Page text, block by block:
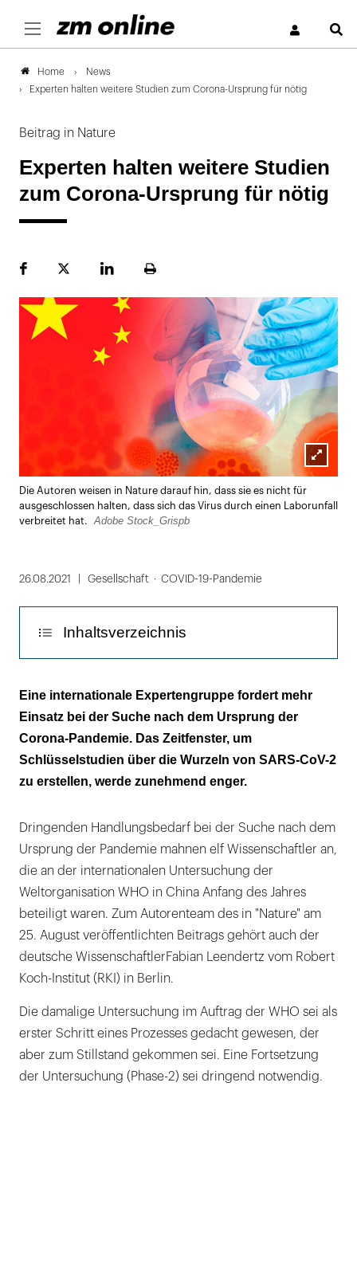
Home
News
Experten halten weitere Studien zum Corona-Ursprung für nötig
Beitrag in Nature
Experten halten weitere Studien
zum Corona-Ursprung für nötig
FacebookPlattformLinekdInSeite
Lightbox
öffnen
Die Autoren weisen in Nature darauf hin, dass sie es nicht für
ausgeschlossen halten, dass sich das Virus durch einen Laborunfall
verbreitet hat.
Adobe Stock_Grispb
26.08.2021 Gesellschaft COVID-19-Pandemie
Inhaltsverzeichnis
Das Zeitfenster schließt sich
14 Millionen Menschen habenvermutlich
aufWildtier-Farmen gearbeitet
Ein Laborunfall ist nicht ausgeschlossen
Eine internationale Expertengruppe fordert mehr
Einsatz bei der Suche nach dem Ursprung der
Corona-Pandemie. Das Zeitfenster, um
Schlüsselstudien über die Wurzeln von SARS-CoV-2
zu erstellen, werde zunehmend enger.
Dringenden Handlungsbedarf bei der Suche nach dem
Ursprung der Pandemie mahnen elf Wissenschaftler an,
die an der internationalen Untersuchung der
Weltorganisation WHO in China Anfang des Jahres
beteiligt waren. Zum Autorenteam des in "Nature" am
25. August veröffentlichten Beitrags gehört auch der
deutsche WissenschaftlerFabian Leendertz vom Robert
Koch-Institut (RKI) in Berlin.
Die damalige Untersuchung im Auftrag der WHO sei als
erster Schritt eines Prozesses gedacht gewesen, der
aber zum Stillstand gekommen sei. Eine Fortsetzung
der Untersuchung (Phase-2) sei dringend notwendig.